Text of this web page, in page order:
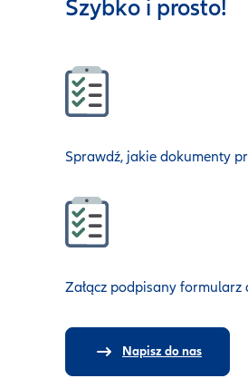
Szybko i prosto!
Sprawdź, jakie dokumenty
Załącz podpisany formularz
Napisz do nas